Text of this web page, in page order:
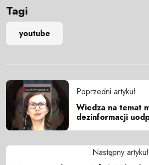
Tagi
youtube
Poprzedni artykuł
Wiedza na temat
dezinformacji
Następny artykuł